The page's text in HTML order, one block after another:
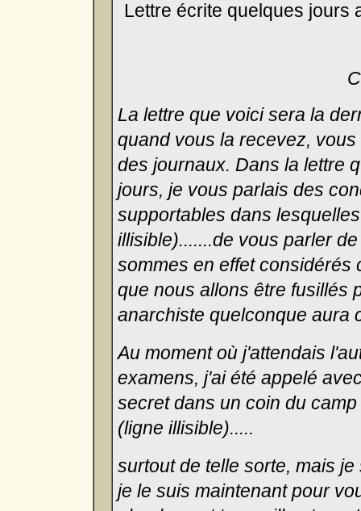
Lettre écrite quelques jours
La lettre que voici sera la
quand vous la recevez,
des journaux. Dans la lettre
jours, je vous parlais des
supportables dans
illisible).......de vous parler
sommes en effet considérés
que nous allons être fusillés
anarchiste quelconque aura
Au moment où j'attendais
examens, j'ai été appelé
secret dans un coin du
(ligne illisible).....
surtout de telle sorte, mais
je le suis maintenant pour